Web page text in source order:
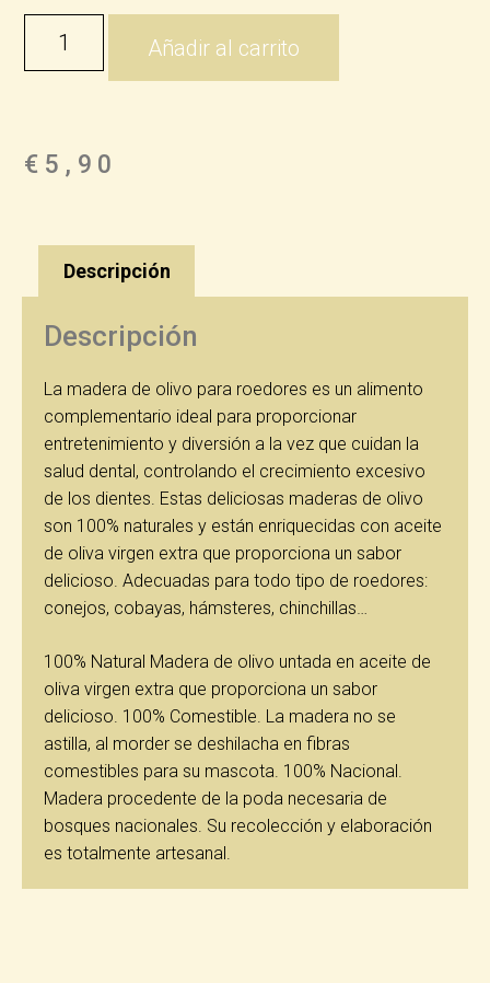
Añadir al carrito
€ 5,90
Descripción
Descripción
La madera de olivo para roedores es un alimento
complementario ideal para proporcionar
entretenimiento y diversión a la vez que cuidan la
salud dental, controlando el crecimiento excesivo
de los dientes. Estas deliciosas maderas de olivo
son 100% naturales y están enriquecidas con aceite
de oliva virgen extra que proporciona un sabor
delicioso. Adecuadas para todo tipo de roedores:
conejos, cobayas, hámsteres, chinchillas…
100% Natural Madera de olivo untada en aceite de
oliva virgen extra que proporciona un sabor
delicioso. 100% Comestible. La madera no se
astilla, al morder se deshilacha en fibras
comestibles para su mascota. 100% Nacional.
Madera procedente de la poda necesaria de
bosques nacionales. Su recolección y elaboración
es totalmente artesanal.